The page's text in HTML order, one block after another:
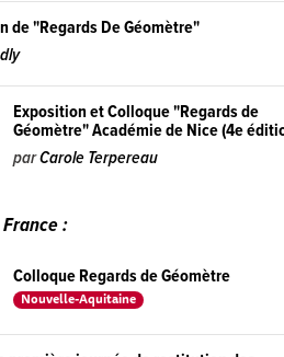
de "Regards De Géomètre"
Exposition et Colloque "Regards de
Géomètre" Académie de Nice (4e
parCarole Terpereau
:
Colloque Regards de Géomètre
Nouvelle-Aquitaine